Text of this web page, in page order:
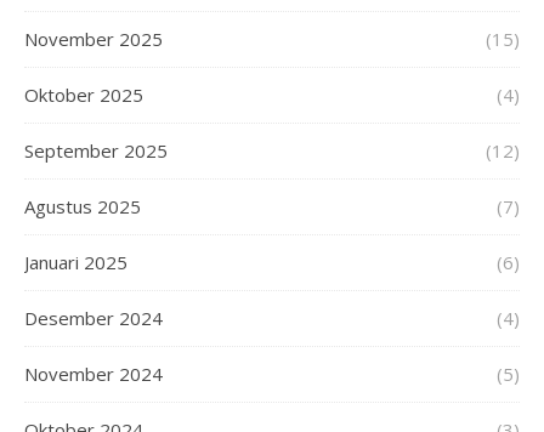
November 2025 (15)
Oktober 2025 (4)
September 2025 (12)
Agustus 2025 (7)
Januari 2025 (6)
Desember 2024 (4)
November 2024 (5)